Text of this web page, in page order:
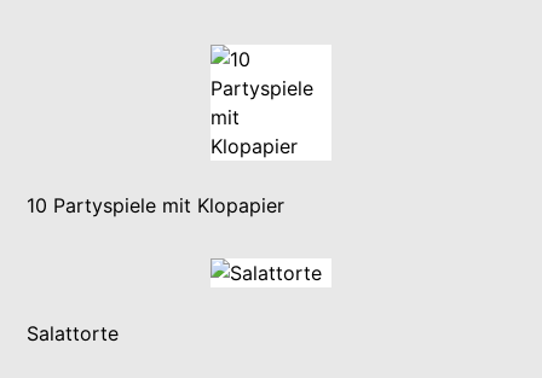
10 Partyspiele mit Klopapier
Salattorte